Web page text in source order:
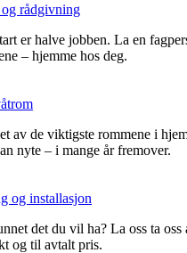
rådgivning
er halve jobben. La en
– hjemme hos deg.
av de viktigste rommene i
nyte – i mange år fremover.
og installasjon
det du vil ha? La oss ta oss
og til avtalt pris.